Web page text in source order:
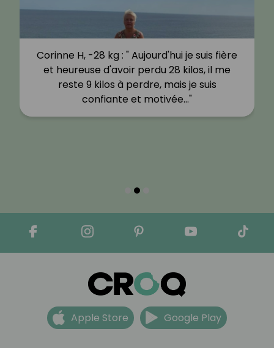
Corinne H, -28 kg : " Aujourd'hui je suis fière
et heureuse d'avoir perdu 28 kilos, il me
reste 9 kilos à perdre, mais je suis
confiante et motivée…"
Apple Store Google Play